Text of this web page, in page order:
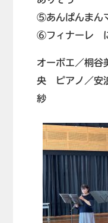
⑤あんぱんまん
⑥フィナーレ
オーボエ／桐
央 ピアノ／安
紗